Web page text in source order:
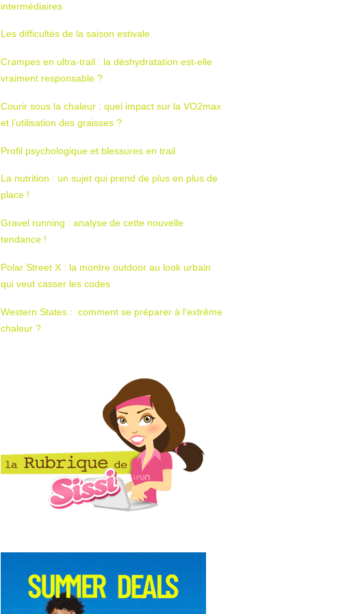
intermédiaires
Les difficultés de la saison estivale
Crampes en ultra-trail : la déshydratation est-elle
vraiment responsable ?
Courir sous la chaleur : quel impact sur la VO2max
et l’utilisation des graisses ?
Profil psychologique et blessures en trail
La nutrition : un sujet qui prend de plus en plus de
place !
Gravel running : analyse de cette nouvelle
tendance !
Polar Street X : la montre outdoor au look urbain
qui veut casser les codes
Western States : comment se préparer à l’extrême
chaleur ?